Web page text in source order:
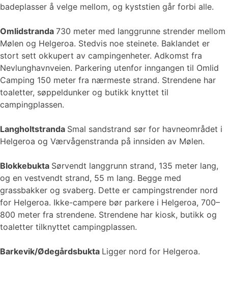
badeplasser å velge mellom, og kyststien går forbi alle.
Omlidstranda 730 meter med langgrunne strender mellom
Mølen og Helgeroa. Stedvis noe steinete. Baklandet er
stort sett okkupert av campingenheter. Adkomst fra
Nevlunghavnveien. Parkering utenfor inngangen til Omlid
Camping 150 meter fra nærmeste strand. Strendene har
toaletter, søppeldunker og butikk knyttet til
campingplassen.
Langholtstranda Smal sandstrand sør for havneområdet i
Helgeroa og Værvågenstranda på innsiden av Mølen.
Blokkebukta Sørvendt langgrunn strand, 135 meter lang,
og en vestvendt strand, 55 m lang. Begge med
grassbakker og svaberg. Dette er campingstrender nord
for Helgeroa. Ikke-campere bør parkere i Helgeroa, 700–
800 meter fra strendene. Strendene har kiosk, butikk og
toaletter tilknyttet campingplassen.
Barkevik/Ødegårdsbukta Ligger nord for Helgeroa.